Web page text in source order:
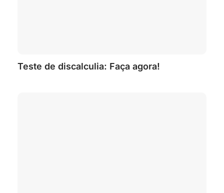
Teste de discalculia: Faça agora!